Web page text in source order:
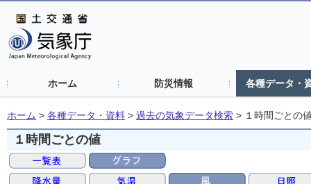
ホーム 防災情報 各種データ・
ホーム > 各種データ・資料 > 過去の気象データ検索 > １時間ごとの
１時間ごとの値